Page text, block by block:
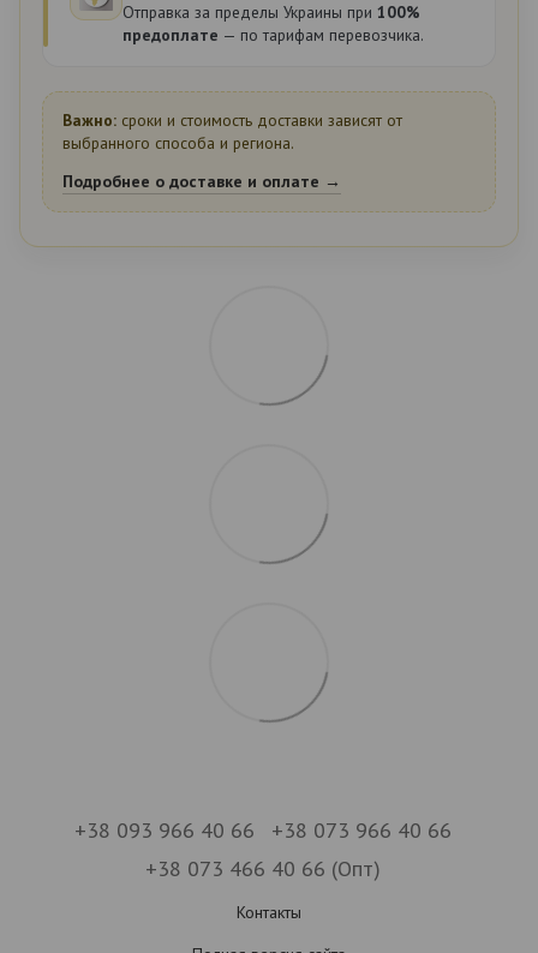
Отправка за пределы Украины при 100%
предоплате — по тарифам перевозчика.
Важно: сроки и стоимость доставки зависят от
выбранного способа и региона.
Подробнее о доставке и оплате →
+38 093 966 40 66
+38 073 966 40 66
+38 073 466 40 66 (Опт)
Контакты